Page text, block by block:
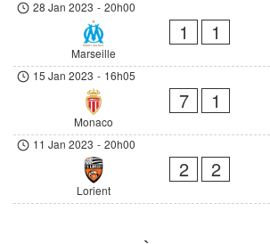
28 Jan 2023 - 20h00
Marseille
1 1
15 Jan 2023 - 16h05
Monaco
7 1
11 Jan 2023 - 20h00
Lorient
2 2